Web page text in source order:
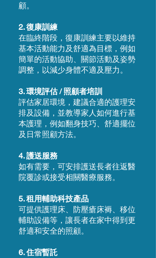
顧。
2. 復康訓練
在臨終階段，復康訓練主要以維持
基本活動能力及舒適為目標，例如
簡單的活動協助、關節活動及姿勢
調整，以減少身體不適及壓力。
3. 環境評估 / 照顧者培訓
評估家居環境，建議合適的護理安
排及設備，並教導家人如何進行基
本護理，例如翻身技巧、舒適擺位
及日常照顧方法。
4. 護送服務
如有需要，可安排護送長者往返醫
院覆診或接受相關醫療服務。
5. 租用輔助科技產品
可提供護理床、防壓瘡床褥、移位
輔助設備等，讓長者在家中得到更
舒適和安全的照顧。
6. 住宿暫託